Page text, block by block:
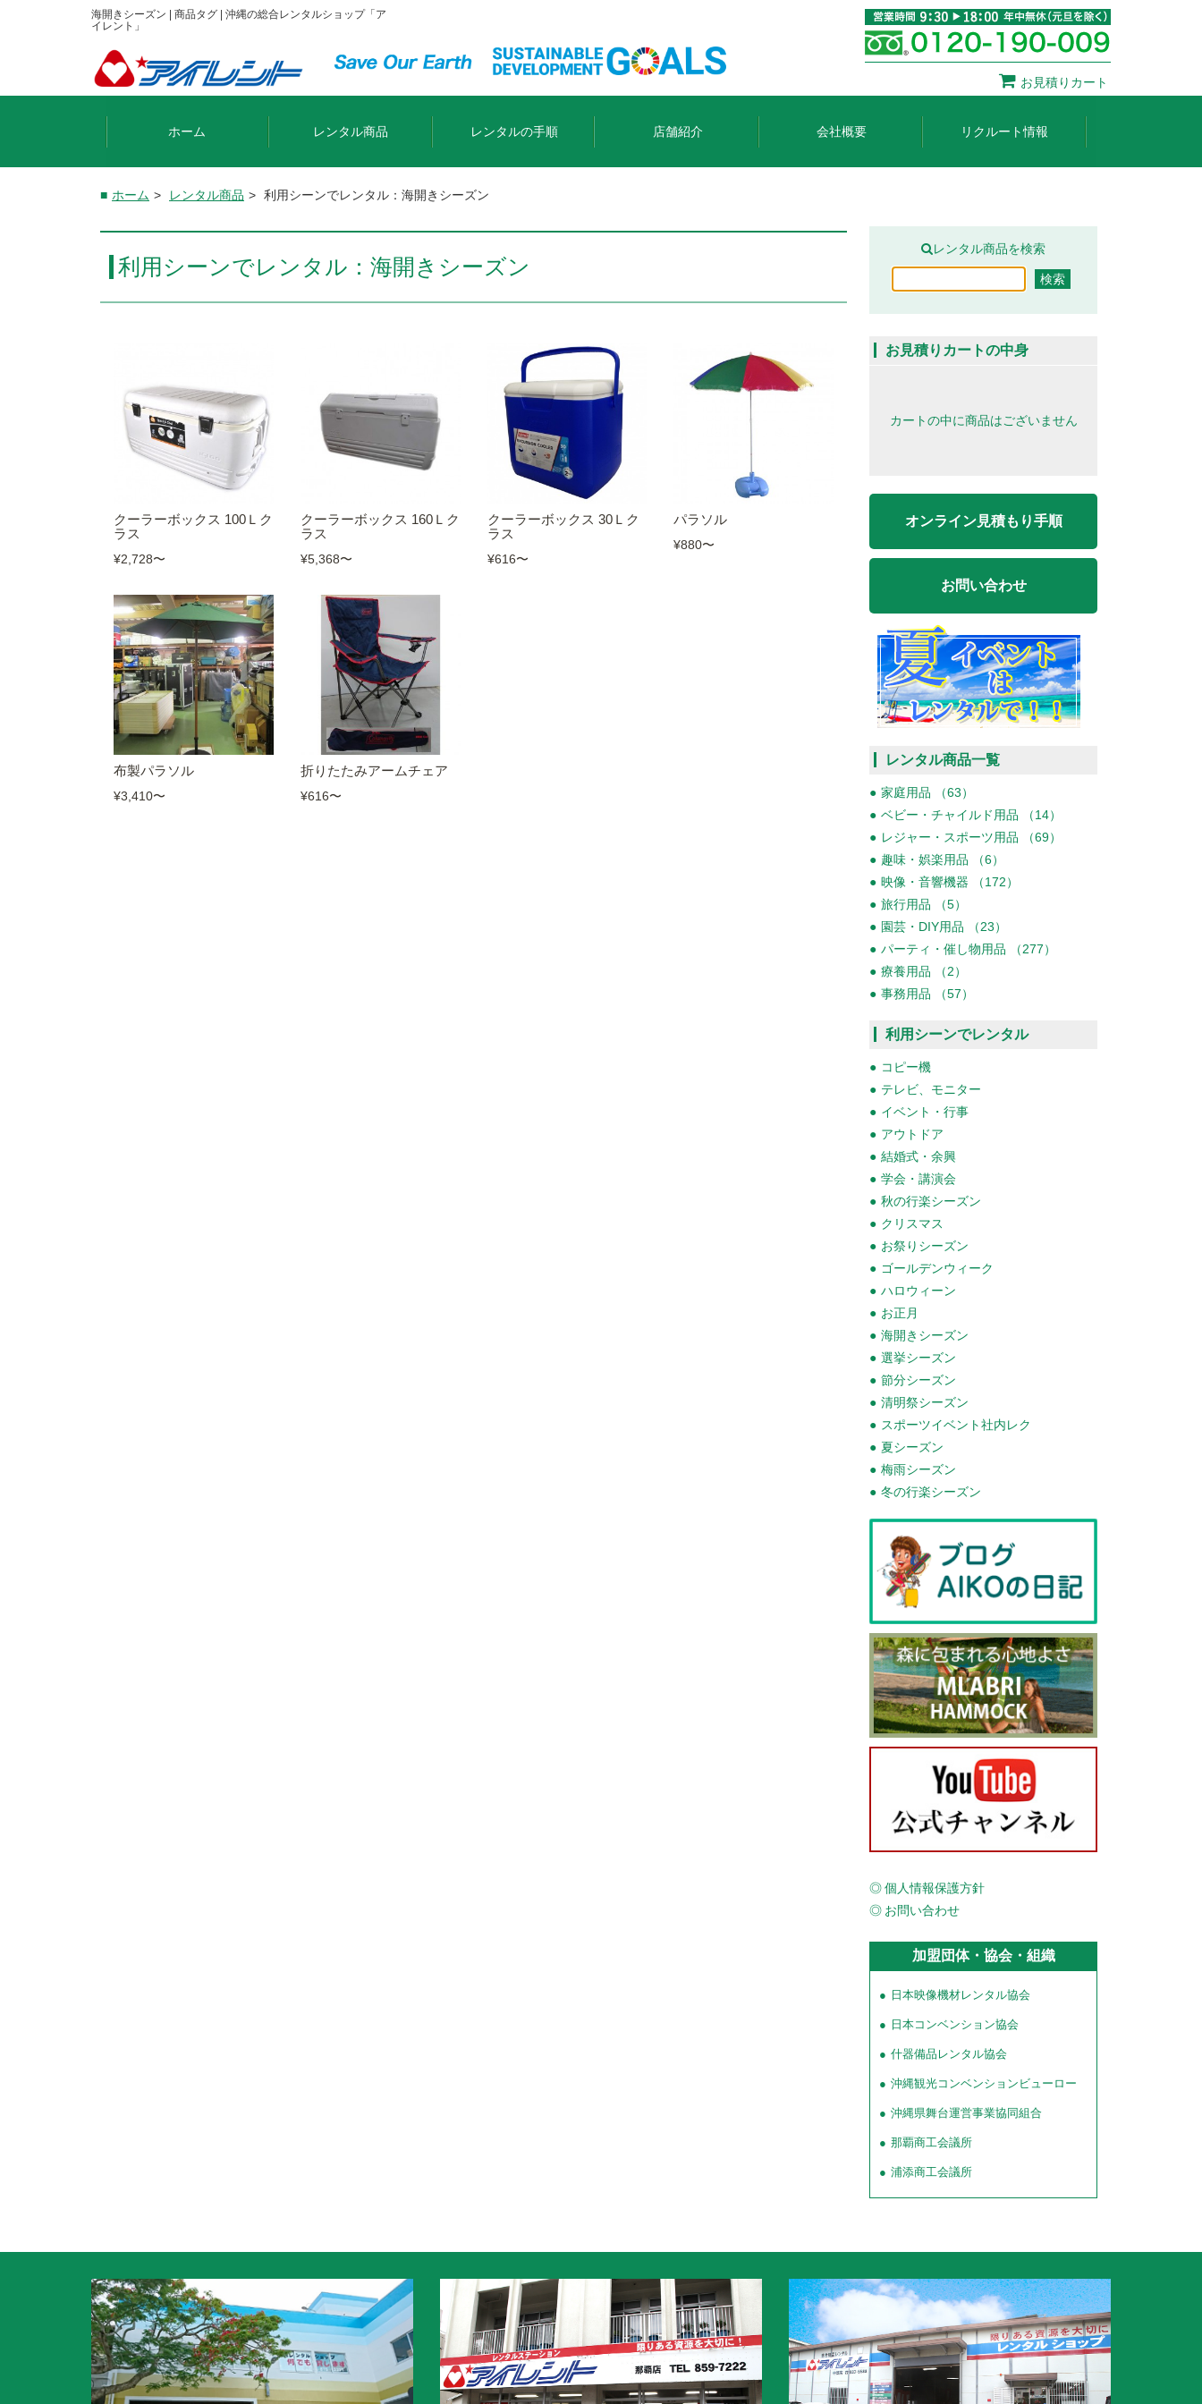
海開きシーズン | 商品タグ | 沖縄の総合レンタルショップ「ア
イレント」
お見積りカート
ホーム レンタル商品 レンタルの手順 店舗紹介 会社概要 リクルート情報
ホーム > レンタル商品 > 利用シーンでレンタル：海開きシーズン
利用シーンでレンタル：海開きシーズン
クーラーボックス 100Ｌク
ラス
¥2,728〜
クーラーボックス 160Ｌク
ラス
¥5,368〜
クーラーボックス 30Ｌク
ラス
¥616〜
パラソル
¥880〜
布製パラソル
¥3,410〜
折りたたみアームチェア
¥616〜
レンタル商品を検索
お見積りカートの中身
カートの中に商品はございません
オンライン見積もり手順
お問い合わせ
レンタル商品一覧
家庭用品 （63）
ベビー・チャイルド用品 （14）
レジャー・スポーツ用品 （69）
趣味・娯楽用品 （6）
映像・音響機器 （172）
旅行用品 （5）
園芸・DIY用品 （23）
パーティ・催し物用品 （277）
療養用品 （2）
事務用品 （57）
利用シーンでレンタル
コピー機
テレビ、モニター
イベント・行事
アウトドア
結婚式・余興
学会・講演会
秋の行楽シーズン
クリスマス
お祭りシーズン
ゴールデンウィーク
ハロウィーン
お正月
海開きシーズン
選挙シーズン
節分シーズン
清明祭シーズン
スポーツイベント社内レク
夏シーズン
梅雨シーズン
冬の行楽シーズン
個人情報保護方針
お問い合わせ
加盟団体・協会・組織
日本映像機材レンタル協会
日本コンベンション協会
什器備品レンタル協会
沖縄観光コンベンションビューロー
沖縄県舞台運営事業協同組合
那覇商工会議所
浦添商工会議所